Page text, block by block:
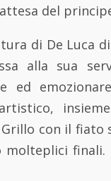
del
di De Luca
alla sua
ed
con il fiato